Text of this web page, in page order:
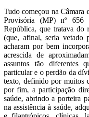
Tudo começou na Câmara
Provisória (MP) nº 656
República, que tratava do
(que, afinal, seria vetado
acharam por bem
acrescida de
assuntos tão diferentes
particular e o perdão da
texto, definido por muitos
por fim, a participação
saúde, abrindo a porteira
na assistência à saúde,